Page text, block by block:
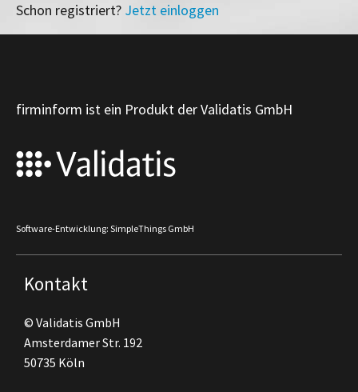
Schon registriert? Jetzt einloggen
firminform ist ein Produkt der Validatis GmbH
Software-Entwicklung: SimpleThings GmbH
Kontakt
© Validatis GmbH
Amsterdamer Str. 192
50735 Köln